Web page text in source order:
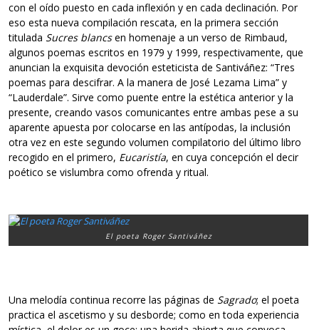
con el oído puesto en cada inflexión y en cada declinación. Por
eso esta nueva compilación rescata, en la primera sección
titulada Sucres blancsen homenaje a un verso de Rimbaud,
algunos poemas escritos en 1979 y 1999, respectivamente, que
anuncian la exquisita devoción esteticista de Santiváñez: “Tres
poemas para descifrar. A la manera de José Lezama Lima” y
“Lauderdale”. Sirve como puente entre la estética anterior y la
presente, creando vasos comunicantes entre ambas pese a su
aparente apuesta por colocarse en las antípodas, la inclusión
otra vez en este segundo volumen compilatorio del último libro
recogido en el primero, Eucaristía, en cuya concepción el decir
poético se vislumbra como ofrenda y ritual.
El poeta Roger Santiváñez
Una melodía continua recorre las páginas de Sagrado; el poeta
practica el ascetismo y su desborde; como en toda experiencia